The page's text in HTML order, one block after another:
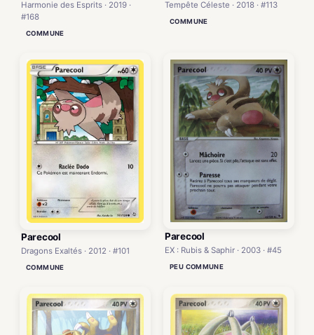
Harmonie des Esprits · 2019 ·
#168
COMMUNE
Tempête Céleste · 2018 · #113
COMMUNE
Parecool
Dragons Exaltés · 2012 · #101
COMMUNE
Parecool
EX : Rubis & Saphir · 2003 · #45
PEU COMMUNE